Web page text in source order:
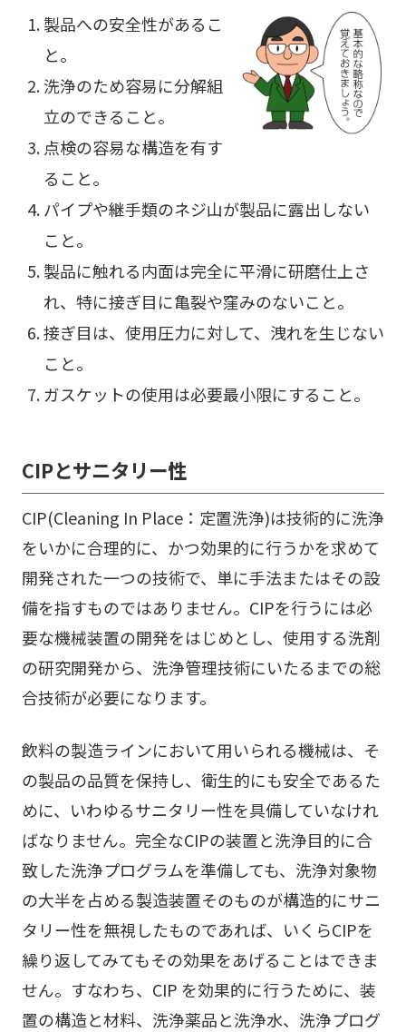
製品への安全性があるこ
と。
洗浄のため容易に分解組
立のできること。
点検の容易な構造を有す
ること。
パイプや継手類のネジ山が製品に露出しない
こと。
製品に触れる内面は完全に平滑に研磨仕上さ
れ、特に接ぎ目に亀裂や窪みのないこと。
接ぎ目は、使用圧力に対して、洩れを生じない
こと。
ガスケットの使用は必要最小限にすること。
CIPとサニタリー性
CIP(Cleaning In Place：定置洗浄)は技術的に洗浄
をいかに合理的に、かつ効果的に行うかを求めて
開発された一つの技術で、単に手法またはその設
備を指すものではありません。CIPを行うには必
要な機械装置の開発をはじめとし、使用する洗剤
の研究開発から、洗浄管理技術にいたるまでの総
合技術が必要になります。
飲料の製造ラインにおいて用いられる機械は、そ
の製品の品質を保持し、衛生的にも安全であるた
めに、いわゆるサニタリー性を具備していなけれ
ばなりません。完全なCIPの装置と洗浄目的に合
致した洗浄プログラムを準備しても、洗浄対象物
の大半を占める製造装置そのものが構造的にサニ
タリー性を無視したものであれば、いくらCIPを
繰り返してみてもその効果をあげることはできま
せん。すなわち、CIP を効果的に行うために、装
置の構造と材料、洗浄薬品と洗浄水、洗浄プログ